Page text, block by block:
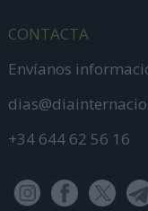
CONTACTA
Envíanos
+34 644 62 56 16